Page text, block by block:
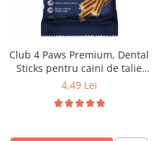
Club 4 Paws Premium, Dental
Sticks pentru caini de talie
mica, 110g
4,49 Lei